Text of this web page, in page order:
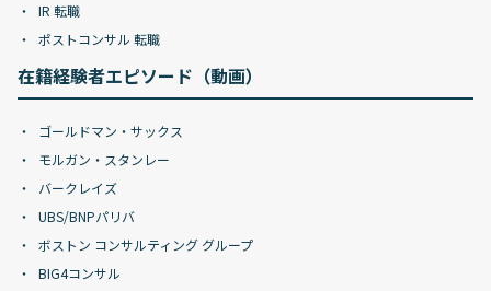
IR 転職
ポストコンサル 転職
在籍経験者エピソード（動画）
ゴールドマン・サックス
モルガン・スタンレー
バークレイズ
UBS/BNPパリバ
ボストン コンサルティング グループ
BIG4コンサル